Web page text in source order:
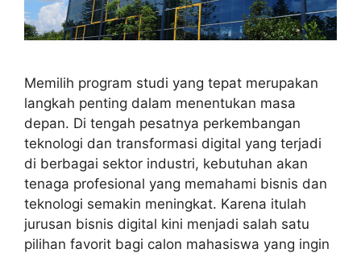
Memilih program studi yang tepat merupakan
langkah penting dalam menentukan masa
depan. Di tengah pesatnya perkembangan
teknologi dan transformasi digital yang terjadi
di berbagai sektor industri, kebutuhan akan
tenaga profesional yang memahami bisnis dan
teknologi semakin meningkat. Karena itulah
jurusan bisnis digital kini menjadi salah satu
pilihan favorit bagi calon mahasiswa yang ingin